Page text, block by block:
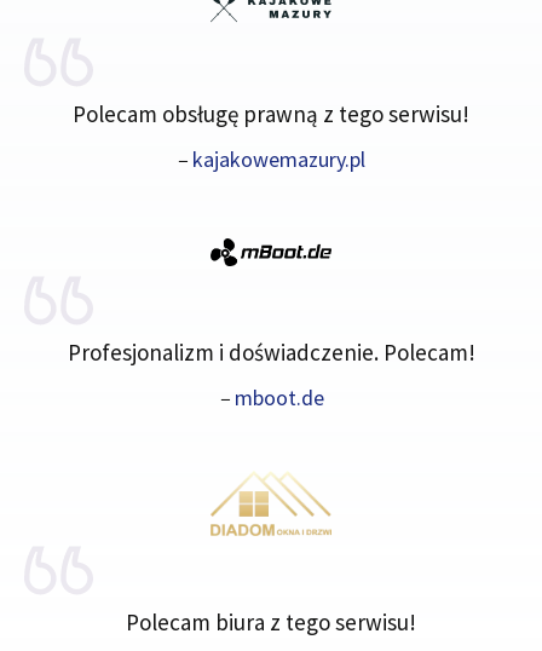
Polecam obsługę prawną z tego serwisu!
– kajakowemazury.pl
Profesjonalizm i doświadczenie. Polecam!
– mboot.de
Polecam biura z tego serwisu!